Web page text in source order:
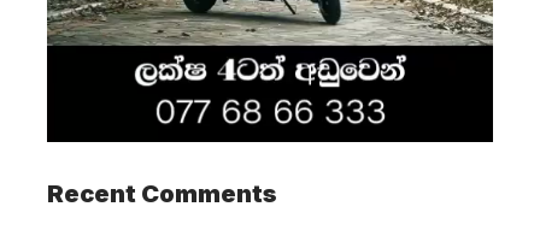
Recent Comments